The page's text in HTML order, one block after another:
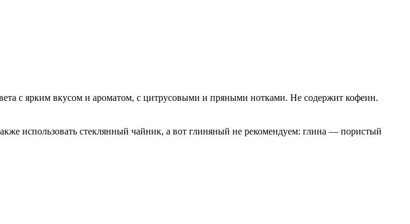
с ярким вкусом и ароматом, с цитрусовыми и пряными нотками. Не содержит кофеин.
использовать стеклянный чайник, а вот глиняный не рекомендуем: глина — пористый